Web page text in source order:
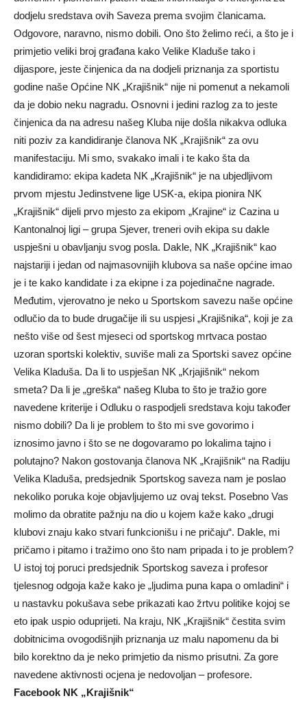
dodjelu sredstava ovih Saveza prema svojim članicama.
Odgovore, naravno, nismo dobili. Ono što želimo reći, a što je i
primjetio veliki broj građana kako Velike Kladuše tako i
dijaspore, jeste činjenica da na dodjeli priznanja za sportistu
godine naše Općine NK „Krajišnik“ nije ni pomenut a nekamoli
da je dobio neku nagradu. Osnovni i jedini razlog za to jeste
činjenica da na adresu našeg Kluba nije došla nikakva odluka
niti poziv za kandidiranje članova NK „Krajišnik“ za ovu
manifestaciju. Mi smo, svakako imali i te kako šta da
kandidiramo: ekipa kadeta NK „Krajišnik“ je na ubjedljivom
prvom mjestu Jedinstvene lige USK-a, ekipa pionira NK
„Krajišnik“ dijeli prvo mjesto za ekipom „Krajine“ iz Cazina u
Kantonalnoj ligi – grupa Sjever, treneri ovih ekipa su dakle
uspješni u obavljanju svog posla. Dakle, NK „Krajišnik“ kao
najstariji i jedan od najmasovnijih klubova sa naše općine imao
je i te kako kandidate i za ekipne i za pojedinačne nagrade.
Međutim, vjerovatno je neko u Sportskom savezu naše općine
odlučio da to bude drugačije ili su uspjesi „Krajišnika“, koji je za
nešto više od šest mjeseci od sportskog mrtvaca postao
uzoran sportski kolektiv, suviše mali za Sportski savez općine
Velika Kladuša. Da li to uspješan NK „Krjajišnik“ nekom
smeta? Da li je „greška“ našeg Kluba to što je tražio gore
navedene kriterije i Odluku o raspodjeli sredstava koju također
nismo dobili? Da li je problem to što mi sve govorimo i
iznosimo javno i što se ne dogovaramo po lokalima tajno i
polutajno? Nakon gostovanja članova NK „Krajišnik“ na Radiju
Velika Kladuša, predsjednik Sportskog saveza nam je poslao
nekoliko poruka koje objavljujemo uz ovaj tekst. Posebno Vas
molimo da obratite pažnju na dio u kojem kaže kako „drugi
klubovi znaju kako stvari funkcionišu i ne pričaju“. Dakle, mi
pričamo i pitamo i tražimo ono što nam pripada i to je problem?
U istoj toj poruci predsjednik Sportskog saveza i profesor
tjelesnog odgoja kaže kako je „ljudima puna kapa o omladini“ i
u nastavku pokušava sebe prikazati kao žrtvu politike kojoj se
eto ipak uspio oduprijeti. Na kraju, NK „Krajišnik“ čestita svim
dobitnicima ovogodišnjih priznanja uz malu napomenu da bi
bilo korektno da je neko primjetio da nismo prisutni. Za gore
navedene aktivnosti ocjena je nedovoljan – profesore.
Facebook NK „Krajišnik“